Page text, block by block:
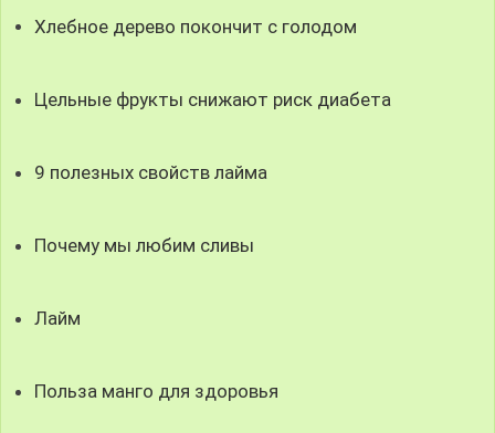
Хлебное дерево покончит с голодом
Цельные фрукты снижают риск диабета
9 полезных свойств лайма
Почему мы любим сливы
Лайм
Польза манго для здоровья